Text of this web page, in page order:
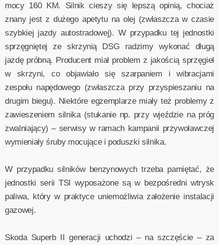
mocy 160 KM. Silnik cieszy się lepszą opinią, chociaż
znany jest z dużego apetytu na olej (zwłaszcza w czasie
szybkiej jazdy autostradowej). W przypadku tej jednostki
sprzęgniętej ze skrzynią DSG radzimy wykonać długą
jazdę próbną. Producent miał problem z jakością sprzęgieł
w skrzyni, co objawiało się szarpaniem i wibracjami
zespołu napędowego (zwłaszcza przy przyspieszaniu na
drugim biegu). Niektóre egzemplarze miały też problemy z
zawieszeniem silnika (stukanie np. przy wjeździe na próg
zwalniający) – serwisy w ramach kampanii przywoławczej
wymieniały śruby mocujące i poduszki silnika.
W przypadku silników benzynowych trzeba pamiętać, że
jednostki serii TSI wyposażone są w bezpośredni wtrysk
paliwa, który w praktyce uniemożliwia założenie instalacji
gazowej.
Skoda Superb II generacji uchodzi – na szczęście – za